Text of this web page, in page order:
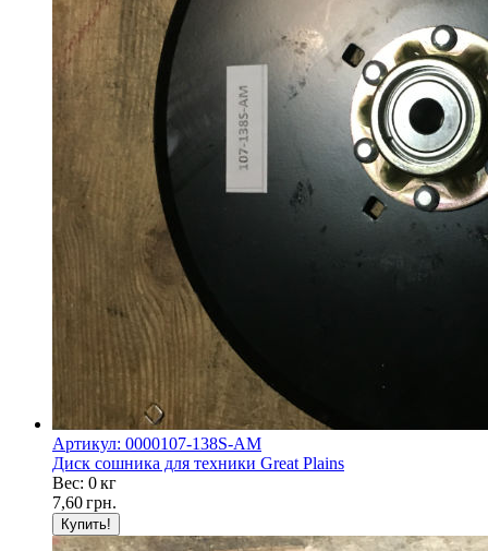
Артикул: 0000107-138S-AM
Диск сошника для техники Great Plains
Вес: 0 кг
7,60грн.